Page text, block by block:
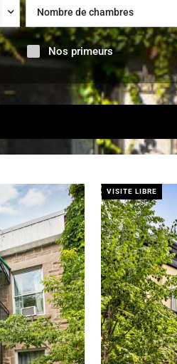
Nombre de chambres
Nos primeurs
VISITE LIBRE